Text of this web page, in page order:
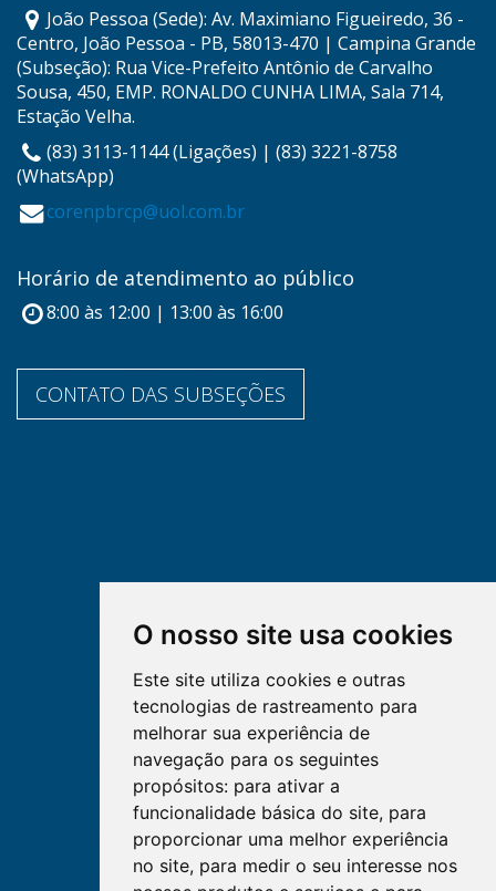
O nosso site usa cookies
Este site utiliza cookies e outras
tecnologias de rastreamento para
melhorar sua experiência de
navegação para os seguintes
propósitos: para ativar a
funcionalidade básica do site, para
proporcionar uma melhor experiência
no site, para medir o seu interesse nos
João Pessoa (Sede): Av. Maximiano Figueiredo, 36 -
Centro, João Pessoa - PB, 58013-470 | Campina Grande
(Subseção): Rua Vice-Prefeito Antônio de Carvalho
Sousa, 450, EMP. RONALDO CUNHA LIMA, Sala 714,
Estação Velha.
(83) 3113-1144 (Ligações) | (83) 3221-8758
(WhatsApp)
corenpbrcp@uol.com.br
Horário de atendimento ao público
8:00 às 12:00 | 13:00 às 16:00
CONTATO DAS SUBSEÇÕES